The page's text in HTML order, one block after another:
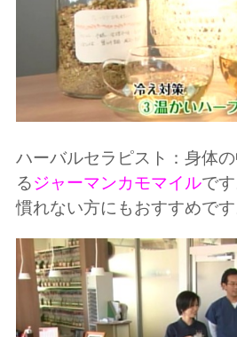
ハーバルセラピスト：身体
るジャーマンカモマイルで
慣れない方にもおすすめです